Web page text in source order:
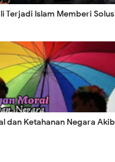
Terjadi lslam Memberi
dan Ketahanan Negara